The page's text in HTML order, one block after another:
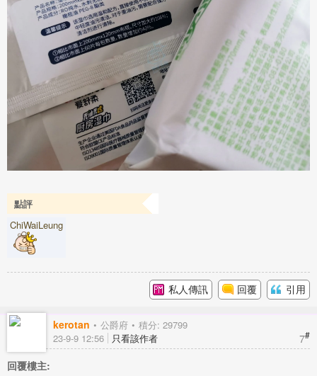
點評
ChiWaiLeung
私人傳訊 回覆 引用
kerotan 公爵府 積分: 29799
7#
23-9-9 12:56 只看該作者
回覆樓主: